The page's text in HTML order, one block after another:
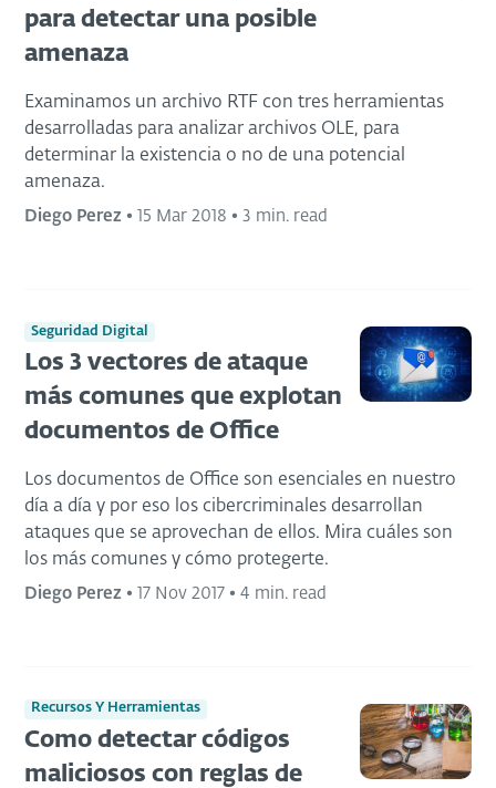
para detectar una posible
amenaza
Examinamos un archivo RTF con tres herramientas
desarrolladas para analizar archivos OLE, para
determinar la existencia o no de una potencial
amenaza.
Diego Perez • 15 Mar 2018 • 3 min. read
Seguridad Digital
Los 3 vectores de ataque
más comunes que explotan
documentos de Office
Los documentos de Office son esenciales en nuestro
día a día y por eso los cibercriminales desarrollan
ataques que se aprovechan de ellos. Mira cuáles son
los más comunes y cómo protegerte.
Diego Perez • 17 Nov 2017 • 4 min. read
Recursos Y Herramientas
Como detectar códigos
maliciosos con reglas de